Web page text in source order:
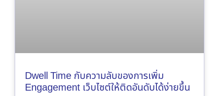
Dwell Time กับความลับของการเพิ่ม
Engagement เว็บไซต์ให้ติดอันดับได้ง่ายขึ้น